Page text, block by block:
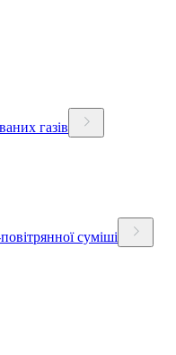
газів
суміші